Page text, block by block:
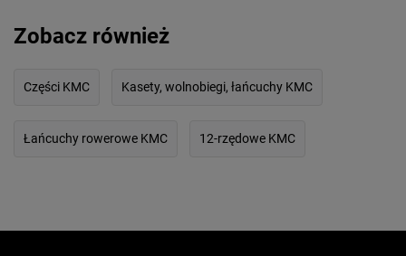
Zobacz również
Części KMC Kasety, wolnobiegi, łańcuchy KMC
Łańcuchy rowerowe KMC 12-rzędowe KMC